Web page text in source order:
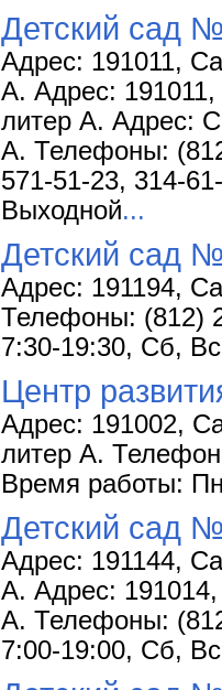
Детский сад
Адрес: 191011,
А. Адрес: 191011,
литер А. Адрес:
А. Телефоны:
571-51-23, 314-
Выходной...
Детский сад
Адрес: 191194,
Телефоны: (812)
7:30-19:30, Сб,
Центр
Адрес: 191002,
литер А.
Время работы:
Детский сад
Адрес: 191144,
А. Адрес: 191014,
А. Телефоны:
7:00-19:00, Сб,